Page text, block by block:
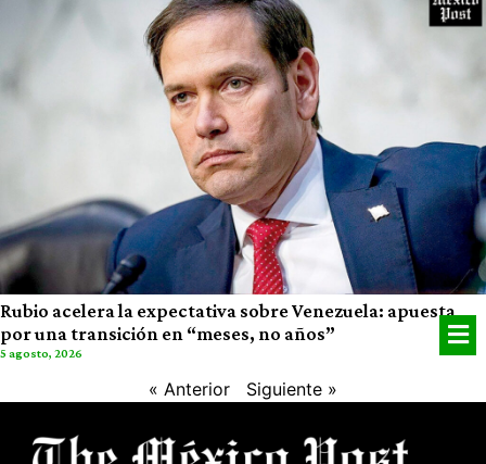
Rubio acelera la expectativa sobre Venezuela: apuesta
por una transición en “meses, no años”
5 agosto, 2026
« Anterior Siguiente »